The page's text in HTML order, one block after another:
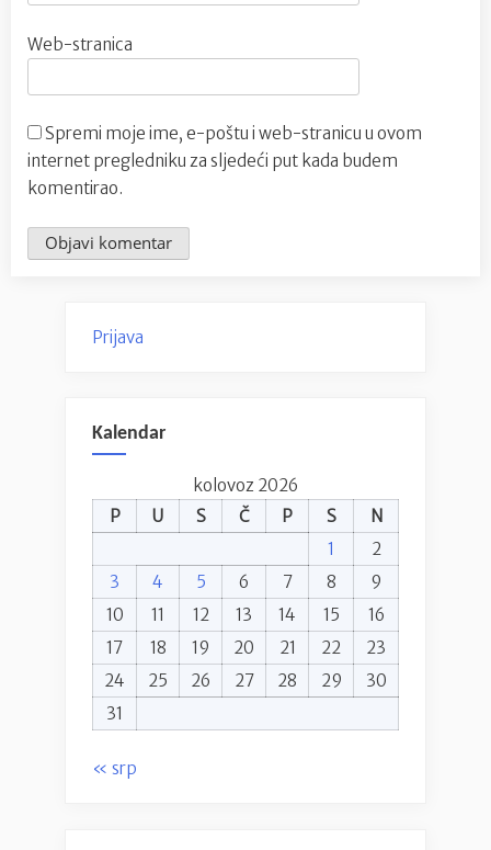
Web-stranica
Spremi moje ime, e-poštu i web-stranicu u ovom
internet pregledniku za sljedeći put kada budem
komentirao.
Prijava
Kalendar
kolovoz 2026
P
U S Č P S
N
1
2
3
4 5 6 7 8
9
10
11 12 13 14 15
16
17
18 19 20 21 22
23
24
25 26 27 28 29
30
31
« srp